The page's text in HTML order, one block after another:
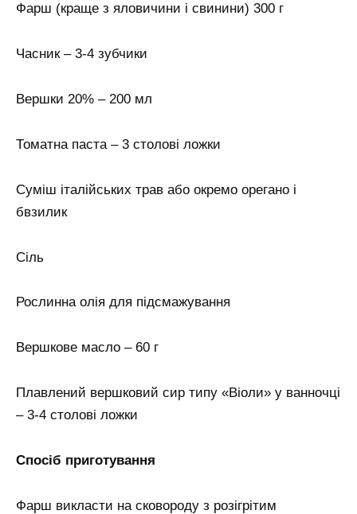
Фарш (краще з яловичини і свинини) 300 г
Часник – 3-4 зубчики
Вершки 20% – 200 мл
Томатна паста – 3 столові ложки
Суміш італійських трав або окремо орегано і
бвзилик
Сіль
Рослинна олія для підсмажування
Вершкове масло – 60 г
Плавлений вершковий сир типу «Віоли» у ванночці
– 3-4 столові ложки
Спосіб приготування
Фарш викласти на сковороду з розігрітим